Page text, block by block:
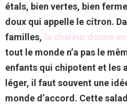
étals, bien vertes, bien
doux qui appelle le citron.
familles, la chaleur donne
tout le monde n’a pas le
enfants qui chipotent et les
léger, il faut souvent une
monde d’accord. Cette